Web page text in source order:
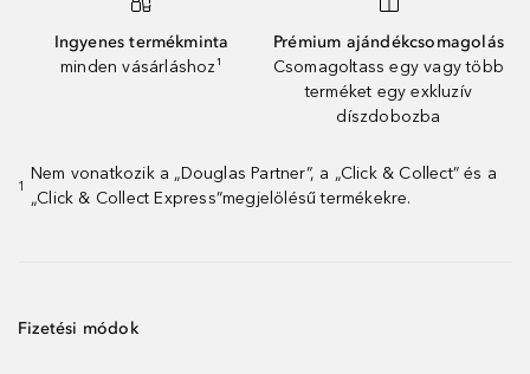
Ingyenes termékminta
minden vásárláshoz¹
Prémium ajándékcsomagolás
Csomagoltass egy vagy több
terméket egy exkluzív
díszdobozba
1
Nem vonatkozik a „Douglas Partner”, a „Click & Collect” és a
„Click & Collect Express”megjelölésű termékekre.
Fizetési módok